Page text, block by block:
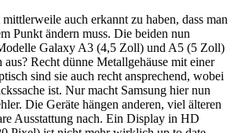
auch erkannt zu haben, dass man
Punkt ändern muss. Die beiden nun
Galaxy A3 (4,5 Zoll) und A5 (5 Zoll)
Recht dünne Metallgehäuse mit einer
sind sie auch recht ansprechend, wobei
ist. Nur macht Samsung hier nun
Die Geräte hängen anderen, viel älteren
Ausstattung nach. Ein Display in HD